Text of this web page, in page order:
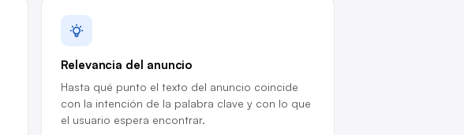
Relevancia del anuncio
Hasta qué punto el texto del anuncio coincide
con la intención de la palabra clave y con lo que
el usuario espera encontrar.